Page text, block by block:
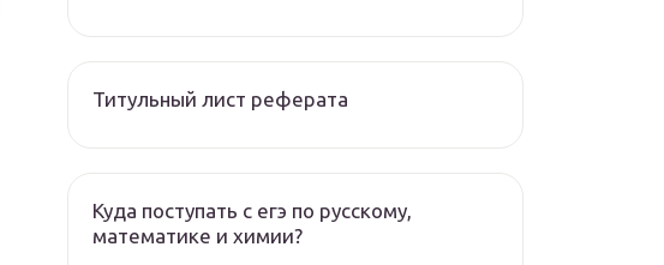
Титульный лист реферата
Куда поступать с егэ по русскому,
математике и химии?